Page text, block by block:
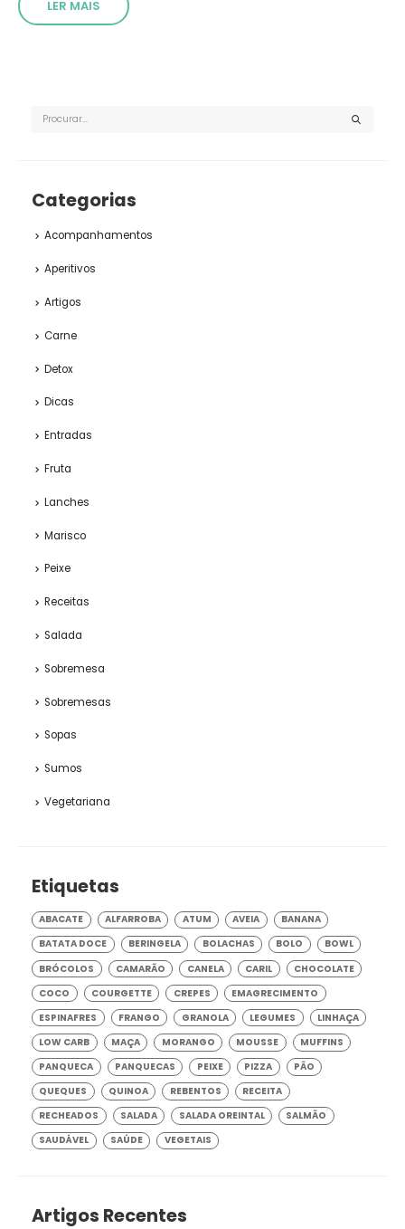
LER MAIS
Categorias
Acompanhamentos
Aperitivos
Artigos
Carne
Detox
Dicas
Entradas
Fruta
Lanches
Marisco
Peixe
Receitas
Salada
Sobremesa
Sobremesas
Sopas
Sumos
Vegetariana
Etiquetas
ABACATE ALFARROBA ATUM AVEIA
BANANA
BATATA DOCE
BERINGELA BOLACHAS BOLO
BOWL
BRÓCOLOS
CAMARÃO CANELA CARIL
CHOCOLATE
COCO
COURGETTE CREPES
EMAGRECIMENTO
ESPINAFRES
FRANGO GRANOLA LEGUMES
LINHAÇA
LOW CARB
MAÇA MORANGO MOUSSE
MUFFINS
PANQUECA
PANQUECAS PEIXE PIZZA
PÃO
QUEQUES
QUINOA REBENTOS
RECEITA
RECHEADOS
SALADA SALADA OREINTAL
SALMÃO
SAUDÁVEL
SAÚDE VEGETAIS
Artigos Recentes